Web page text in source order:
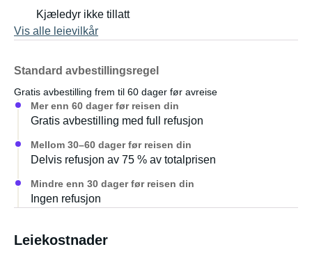
Kjæledyr ikke tillatt
Vis alle leievilkår
Standard avbestillingsregel
Gratis avbestilling frem til 60 dager før avreise
Mer enn 60 dager før reisen din
Gratis avbestilling med full refusjon
Mellom 30–60 dager før reisen din
Delvis refusjon av 75 % av totalprisen
Mindre enn 30 dager før reisen din
Ingen refusjon
Leiekostnader